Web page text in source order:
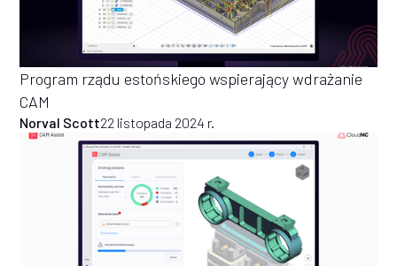
Program rządu estońskiego wspierający wdrażanie
CAM
Norval Scott22 listopada 2024 r.